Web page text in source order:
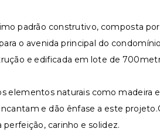
padrão construtivo, composta
o avenida principal do
e edificada em lote de
elementos naturais como madeira
e dão ênfase a este
perfeição, carinho e solidez.